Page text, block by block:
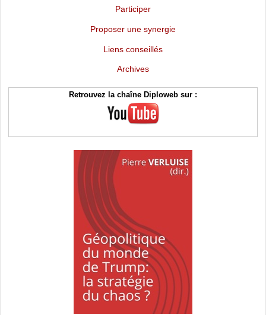
Participer
Proposer une synergie
Liens conseillés
Archives
Retrouvez la chaîne Diploweb sur :